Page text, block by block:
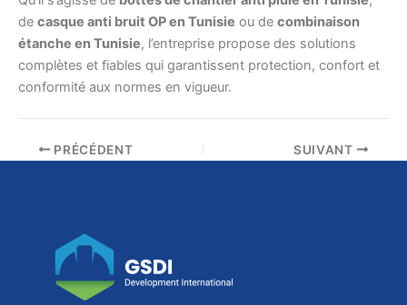
de casque anti bruit OP en Tunisie ou de combinaison
étanche en Tunisie, l’entreprise propose des solutions
complètes et fiables qui garantissent protection, confort et
conformité aux normes en vigueur.
PRÉCÉDENT SUIVANT